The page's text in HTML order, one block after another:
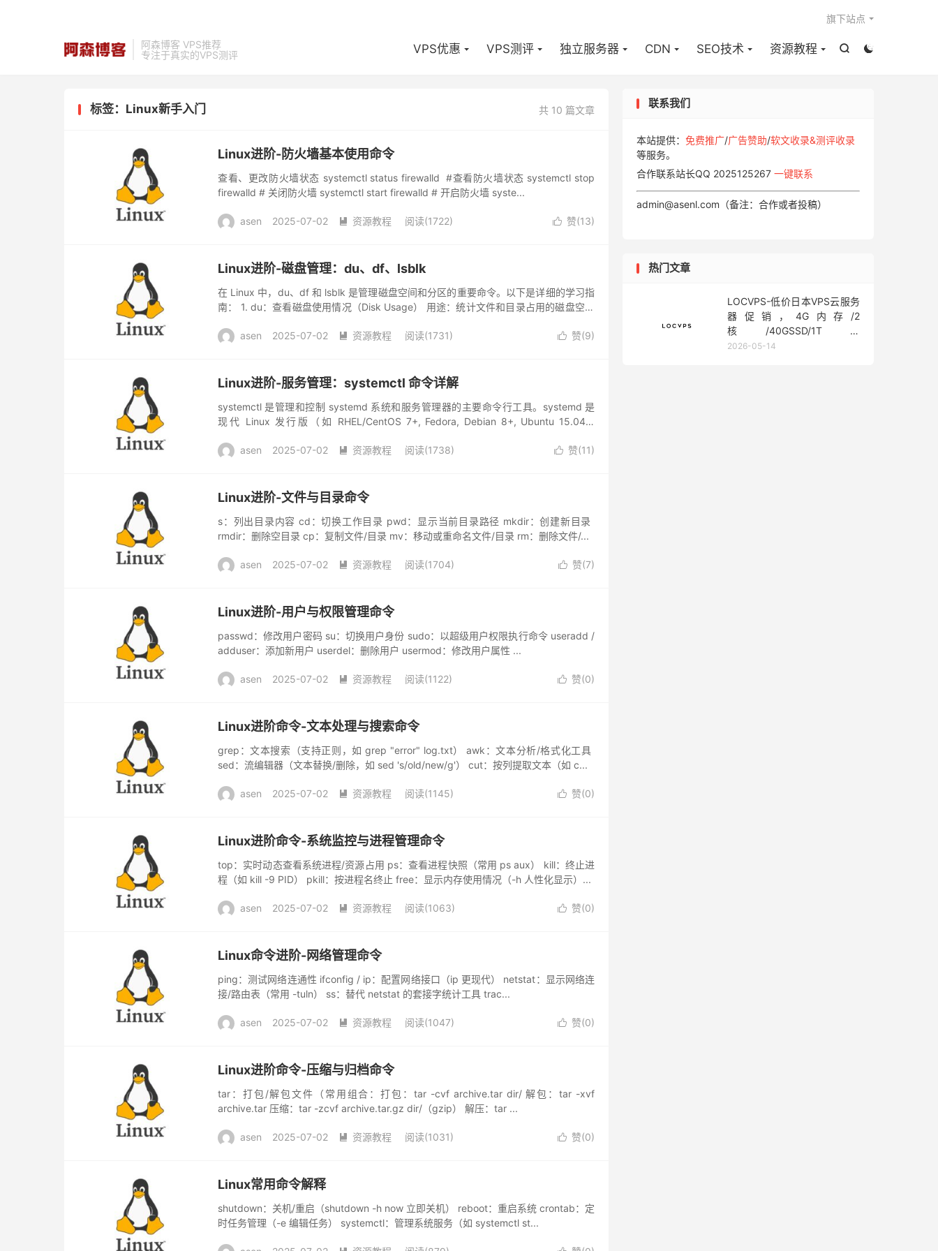
阿森博客 VPS推荐
专注于真实的VPS测评


VPS优惠 VPS测评 独立服务器 CDN SEO技术 资源教程
旗下站点
共 10 篇文章
标签：Linux新手入门
Linux进阶-防火墙基本使用命令
查看、更改防火墙状态 systemctl status firewalld #查看防火墙状态 systemctl stop
firewalld # 关闭防火墙 systemctl start firewalld # 开启防火墙 syste...
 赞(13)
asen 2025-07-02  资源教程 阅读(1722)
Linux进阶-磁盘管理：du、df、lsblk
在 Linux 中，du、df 和 lsblk 是管理磁盘空间和分区的重要命令。以下是详细的学习指
南： 1. du：查看磁盘使用情况（Disk Usage） 用途：统计文件和目录占用的磁盘空间
 赞(9)
asen 2025-07-02  资源教程 阅读(1731)
Linux进阶-服务管理：systemctl 命令详解
systemctl 是管理和控制 systemd 系统和服务管理器的主要命令行工具。systemd 是
现代 Linux 发行版（如 RHEL/CentOS 7+, Fedora, Debian 8+, Ubuntu 15.04+,
 赞(11)
asen 2025-07-02  资源教程 阅读(1738)
Linux进阶-文件与目录命令
s​​：列出目录内容 ​​cd​​：切换工作目录 ​​pwd​​：显示当前目录路径 ​​mkdir​​：创建新目录 ​​
rmdir​​：删除空目录 ​​cp​​：复制文件/目录 ​​mv​​：移动或重命名文件/目录 ​​rm​​：删除文件/...
 赞(7)
asen 2025-07-02  资源教程 阅读(1704)
Linux进阶-用户与权限管理命令
passwd​​：修改用户密码 ​​su​​：切换用户身份 ​​sudo​​：以超级用户权限执行命令 ​​useradd​​ /
​​adduser​​：添加新用户 ​​userdel​​：删除用户 ​​usermod​​：修改用户属性 ​...
 赞(0)
asen 2025-07-02  资源教程 阅读(1122)
Linux进阶命令-文本处理与搜索命令
grep​​：文本搜索（支持正则，如 grep "error" log.txt） ​​awk​​：文本分析/格式化工具 ​​
sed​​：流编辑器（文本替换/删除，如 sed 's/old/new/g'） ​​cut​​：按列提取文本（如 c...
 赞(0)
asen 2025-07-02  资源教程 阅读(1145)
Linux进阶命令-系统监控与进程管理命令
top​​：实时动态查看系统进程/资源占用 ​​ps​​：查看进程快照（常用 ps aux） ​​kill​​：终止进
程（如 kill -9 PID） ​​pkill​​：按进程名终止 ​​free​​：显示内存使用情况（-h 人性化显示）...
 赞(0)
asen 2025-07-02  资源教程 阅读(1063)
Linux命令进阶-网络管理命令
​​ping​​：测试网络连通性 ​​ifconfig​​ / ​​ip​​：配置网络接口（ip 更现代） ​​netstat​​：显示网络连
接/路由表（常用 -tuln） ​​ss​​：替代 netstat 的套接字统计工具 ​​trac...
 赞(0)
asen 2025-07-02  资源教程 阅读(1047)
Linux进阶命令-压缩与归档命令
​​tar​​：打包/解包文件（常用组合：打包：tar -cvf archive.tar dir/ 解包：tar -xvf
archive.tar 压缩：tar -zcvf archive.tar.gz dir/（gzip） 解压：tar ...
 赞(0)
asen 2025-07-02  资源教程 阅读(1031)
Linux常用命令解释
​​shutdown​​：关机/重启（shutdown -h now 立即关机） ​​reboot​​：重启系统 ​​crontab​​：定
时任务管理（-e 编辑任务） ​​systemctl​​：管理系统服务（如 systemctl st...
联系我们
本站提供： 免费推广/广告赞助/软文收录&测评收录
等服务。
合作联系站长QQ 2025125267 一键联系
admin@asenl.com（备注：合作或者投稿）
热门文章
LOCVPS-低价日本VPS云服务
器促销，4G内存/2
核/40GSSD/1T流
量/450Mbps带宽，低至36元/
2026-05-14